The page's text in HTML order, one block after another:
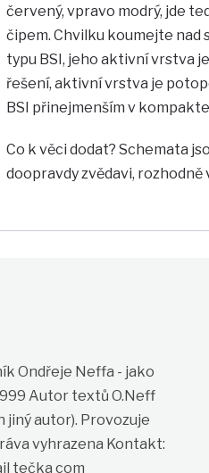
červený, vpravo modrý, jde
čipem. Chvilku koumejte nad
typu BSI, jeho aktivní vrstva
řešení, aktivní vrstva je
BSI přinejmenším v
Co k věci dodat? Schemata
doopravdy zvědavi, rozhodně
Ondřeje Neffa - jako
Autor textů O.Neff
jiný autor). Provozuje
vyhrazena Kontakt:
tečka com